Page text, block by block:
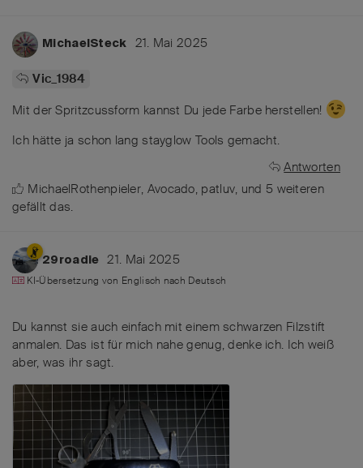
MichaelSteck 21. Mai 2025
Vic_1984
Mit der Spritzcussform kannst Du jede Farbe herstellen!
Ich hätte ja schon lang stayglow Tools gemacht.
Antworten
MichaelRothenpieler, Avocado, patluv, und 5 weiteren
gefällt das.
29roadie 21. Mai 2025
KI-Übersetzung von Englisch nach Deutsch
Du kannst sie auch einfach mit einem schwarzen Filzstift
anmalen. Das ist für mich nahe genug, denke ich. Ich weiß
aber, was ihr sagt.